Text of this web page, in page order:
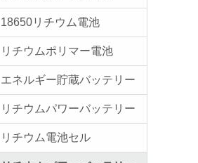
18650リチウム電池
リチウムポリマー電池
エネルギー貯蔵バッテリー
リチウムパワーバッテリー
リチウム電池セル